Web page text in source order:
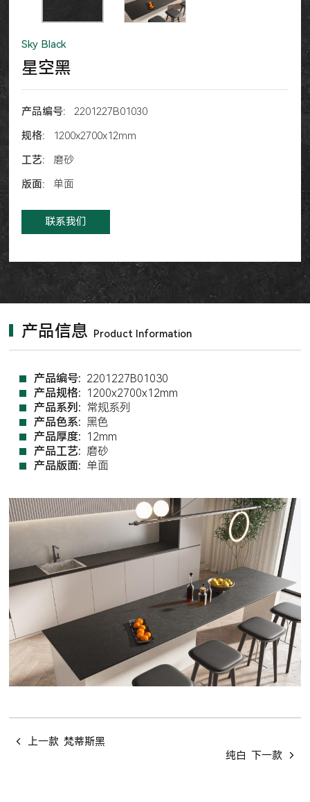
Sky Black
星空黑
产品编号:
2201227B01030
规格:
1200x2700x12mm
工艺:
磨砂
版面:
单面
联系我们
产品信息 Product Information
产品编号: 2201227B01030
产品规格: 1200x2700x12mm
产品系列: 常规系列
产品色系: 黑色
产品厚度: 12mm
产品工艺: 磨砂
产品版面: 单面
上一款 梵蒂斯黑
纯白 下一款